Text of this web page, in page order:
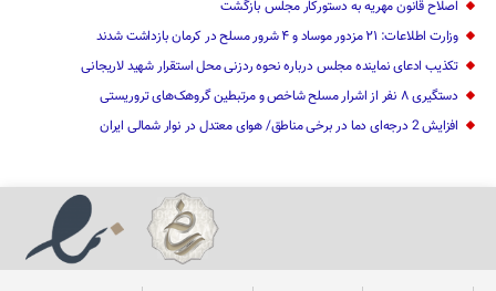
اصلاح قانون مهریه به دستورکار مجلس بازگشت
وزارت اطلاعات: ۲۱ مزدور موساد و ۴ شرور مسلح در کرمان بازداشت شدند
تکذیب ادعای نماینده مجلس درباره نحوه ردزنی محل استقرار شهید لاریجانی
دستگیری ۸ نفر از اشرار مسلح شاخص و مرتبطین گروهک‌های تروریستی
افزایش 2 درجه‌ای دما در برخی مناطق/ هوای معتدل در نوار شمالی ایران